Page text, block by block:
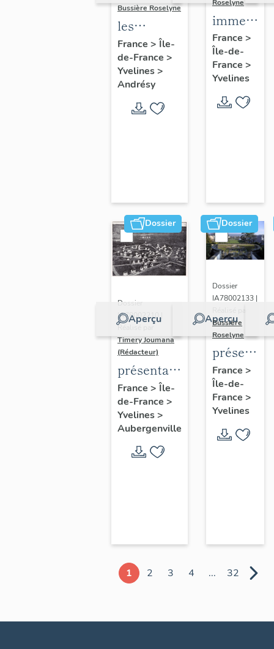
Bussière Roselyne
les
immeubles,
maisons et
fermes du
canton
d'Andrésy
France > Île-
de-France >
Yvelines>
Andrésy
Roselyne
maisons,
fermes
France >
Île-de-
France >
Yvelines
Dossier
Aperçu
Dossier
IA78002210 |
Réalisé par
Timery Joumana
(Rédacteur)
présentation
de l'étude
d'Elisabethville
France > Île-
de-France >
Yvelines>
Aubergenville
Dossier
Aperçu
Dossier
IA78002133 |
Bussière
Roselyne
du
diagnostic
et
France >
Île-de-
France >
Yvelines
1 2 3 4 ... 32